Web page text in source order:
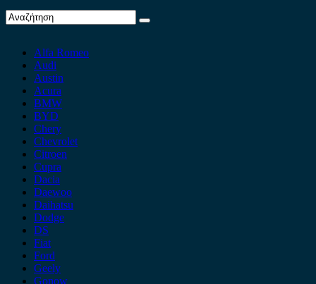
Alfa Romeo
Audi
Austin
Acura
BMW
BYD
Chery
Chevrolet
Citroen
Cupra
Dacia
Daewoo
Daihatsu
Dodge
DS
Fiat
Ford
Geely
Gonow